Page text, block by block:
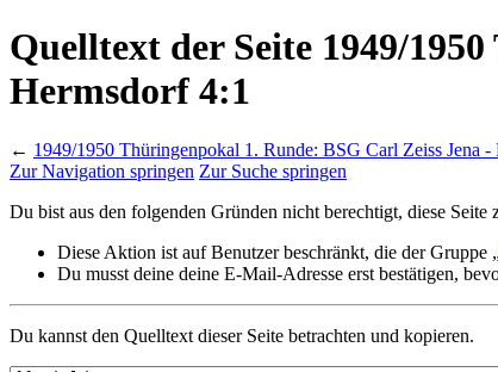
Quelltext der Seite 1949/
Hermsdorf 4:1
← 1949/1950 Thüringenpokal 1. Runde: BSG Carl Zeiss Jena
Zur Navigation springen Zur Suche springen
Du bist aus den folgenden Gründen nicht berechtigt, diese Seite
Diese Aktion ist auf Benutzer beschränkt, die der Gruppe
Du musst deine deine E-Mail-Adresse erst bestätigen,
Du kannst den Quelltext dieser Seite betrachten und kopieren.